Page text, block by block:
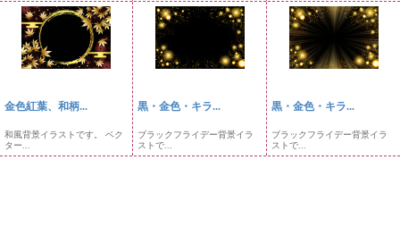
金色紅葉、和柄...
和風背景イラストです。 ベク
ター...
黒・金色・キラ...
ブラックフライデー背景イラ
ストで...
黒・金色・キラ...
ブラックフライデー背景イラ
ストで...